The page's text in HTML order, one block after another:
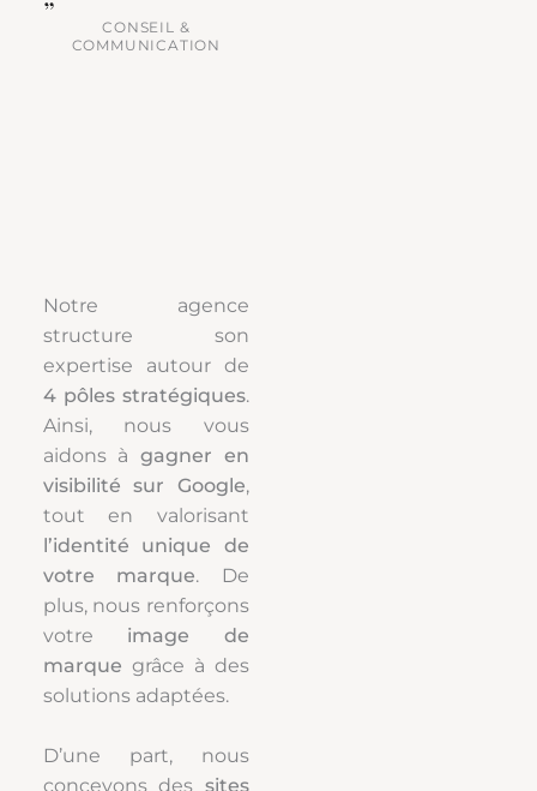
CONSEIL &
COMMUNICATION
Notre agence
structure son
expertise autour de
4 pôles stratégiques.
Ainsi, nous vous
aidons àgagner en
visibilité sur Google,
tout en valorisant
l’identité unique de
votre marque. De
plus, nous renforçons
votre image de
marque grâce à des
solutions adaptées.
D’une part, nous
concevons des sites